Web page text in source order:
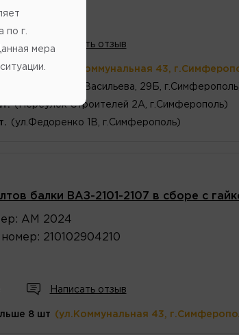
Написать отзыв
10 шт (ул.Коммунальная 43,
(ул. Генерала Васильева, 29Б,
(Переулок Строителей 2А, г.Симферополь)
(ул.Федоренко 1В, г.Симферополь)
балки ВАЗ-2101-2107 в сборе с
: АМ 2024
номер : 210102904210
Написать отзыв
8 шт (ул.Коммунальная 43,
по г.
мера